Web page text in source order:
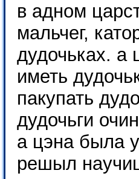
в адном
мальчег,
дудочьках.
иметь
пакупать
дудочьги
а цэна была
решыл